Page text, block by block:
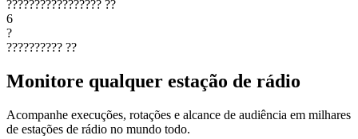
????????????????? ??
6
?
?????????? ??
Monitore qualquer estação de rádio
Acompanhe execuções, rotações e alcance de audiência em milhares
de estações de rádio no mundo todo.